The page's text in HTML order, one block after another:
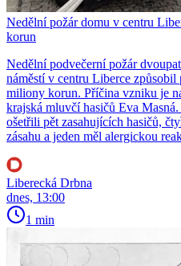
Nedělní požár domu v centru
korun
Nedělní podvečerní požár
náměstí v centru Liberce
miliony korun. Příčina vzniku je
krajská mluvčí hasičů Eva
ošetřili pět zasahujících hasičů,
zásahu a jeden měl alergickou
Liberecká Drbna
dnes, 13:00
1 min